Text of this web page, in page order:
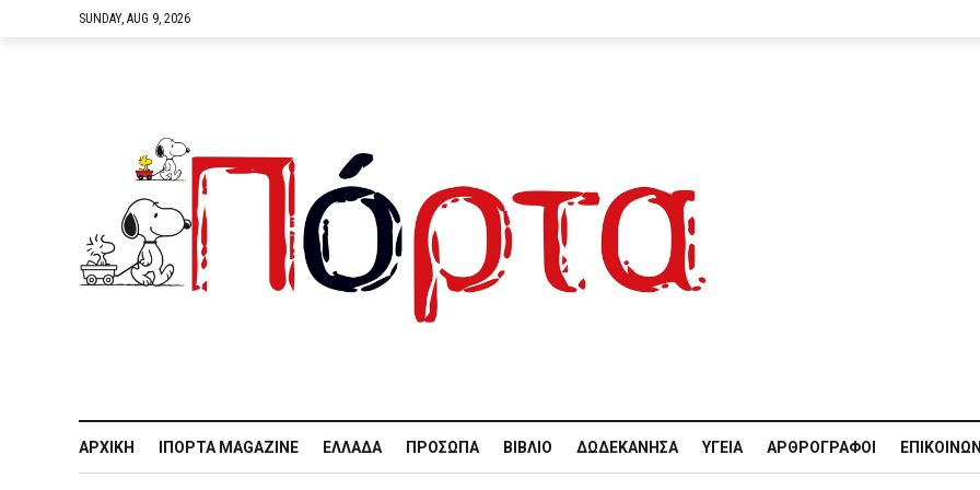
SUNDAY, AUG 9, 2026
ΑΡΧΙΚΉ IΠΌΡΤΑ MAGAZINE ΕΛΛΆΔΑ ΠΡΌΣΩΠΑ ΒΙΒΛΊΟ ΔΩΔΕΚΆΝΗΣΑ ΥΓΕΊΑ ΑΡΘΡΟΓΡΆΦΟΙ